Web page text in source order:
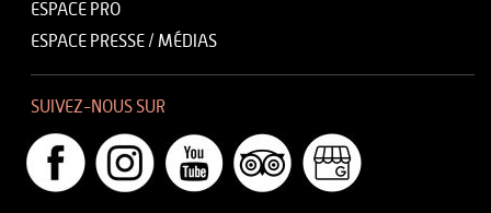
ESPACE PRO
ESPACE PRESSE / MÉDIAS
SUIVEZ-NOUS SUR